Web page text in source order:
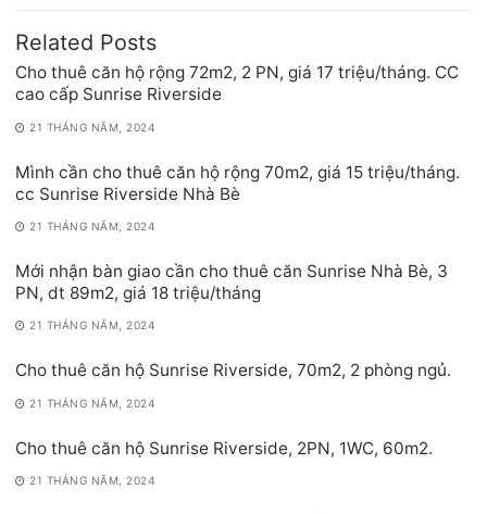
Related Posts
Cho thuê căn hộ rộng 72m2, 2 PN, giá 17 triệu/tháng. CC
cao cấp Sunrise Riverside
21 THÁNG NĂM, 2024
Mình cần cho thuê căn hộ rộng 70m2, giá 15 triệu/tháng.
cc Sunrise Riverside Nhà Bè
21 THÁNG NĂM, 2024
Mới nhận bàn giao cần cho thuê căn Sunrise Nhà Bè, 3
PN, dt 89m2, giá 18 triệu/tháng
21 THÁNG NĂM, 2024
Cho thuê căn hộ Sunrise Riverside, 70m2, 2 phòng ngủ.
21 THÁNG NĂM, 2024
Cho thuê căn hộ Sunrise Riverside, 2PN, 1WC, 60m2.
21 THÁNG NĂM, 2024